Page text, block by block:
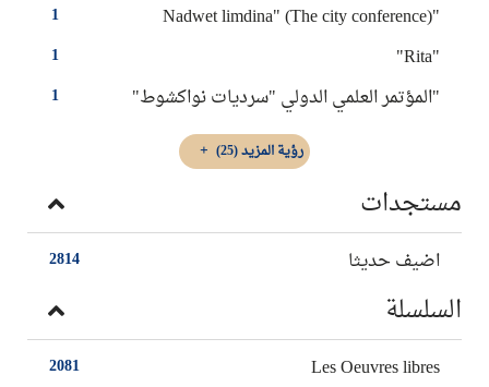
1 "Nadwet limdina" (The city conference)
1 "Rita"
1 "المؤتمر العلمي الدولي "سرديات نواكشوط"
رؤية المزيد(25)
مستجدات
2814 اضيف حديثا
السلسلة
2081 Les Oeuvres libres